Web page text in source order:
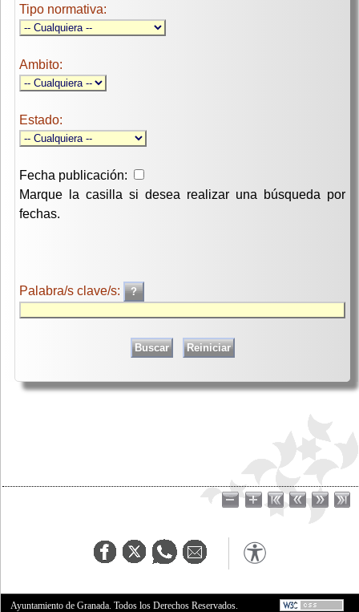
Tipo normativa:
Ambito:
Estado:
Fecha publicación:
Marque la casilla si desea realizar una búsqueda por
fechas.
Palabra/s clave/s:
Ayuntamiento de Granada. Todos los Derechos Reservados.